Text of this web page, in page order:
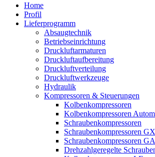
Home
Profil
Lieferprogramm
Absaugtechnik
Betriebseinrichtung
Druckluftarmaturen
Druckluftaufbereitung
Druckluftverteilung
Druckluftwerkzeuge
Hydraulik
Kompressoren & Steuerungen
Kolbenkompressoren
Kolbenkompressoren
Schraubenkompressoren
Schraubenkompressoren GX
Schraubenkompressoren GA
Drehzahlgeregelte